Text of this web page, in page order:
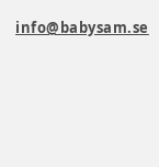
info@babysam.se